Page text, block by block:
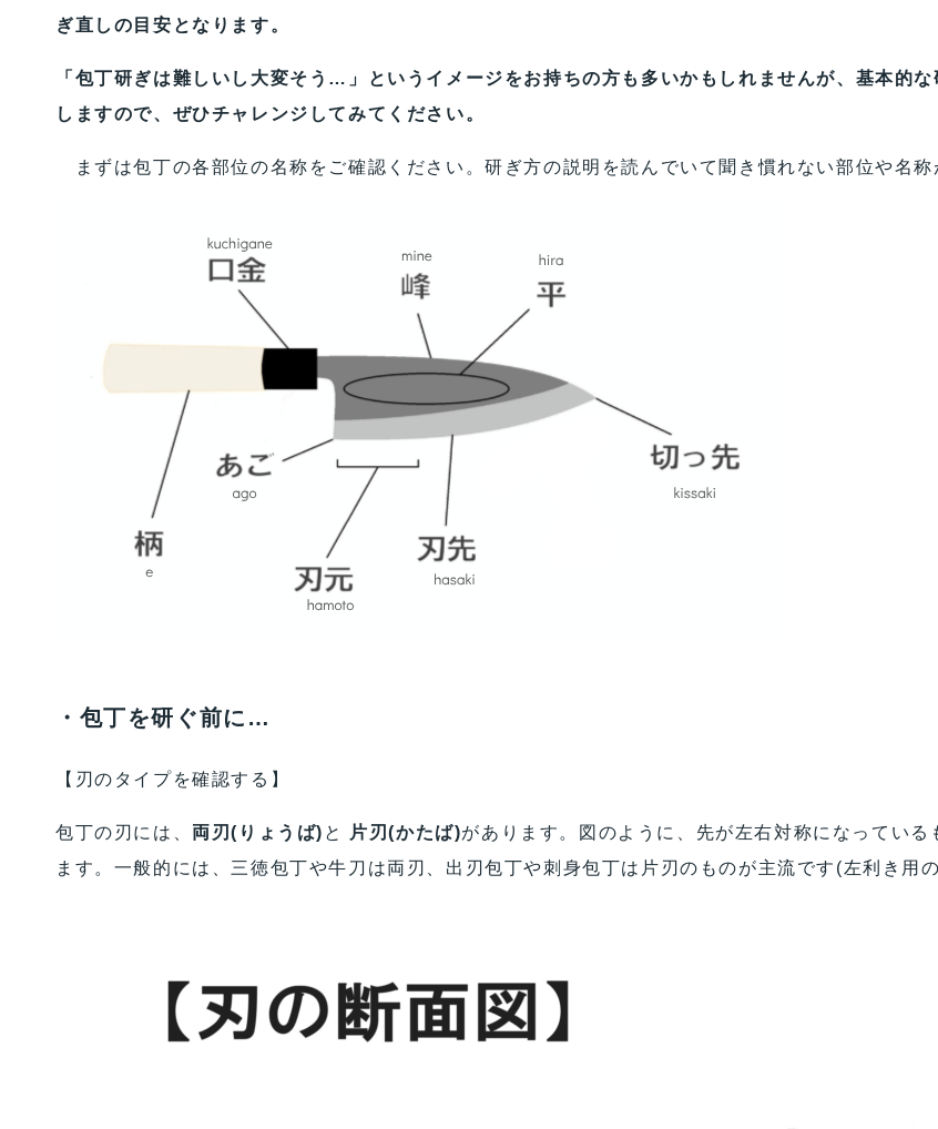
ぎ直しの目安となります。
「包丁研ぎは難しいし大変そう…」というイメージをお持ちの方も多いかもしれませんが、基本的
しますので、ぜひチャレンジしてみてください。
まずは包丁の各部位の名称をご確認ください。研ぎ方の説明を読んでいて聞き慣れない部位や名
・包丁を研ぐ前に…
【刃のタイプを確認する】
包丁の刃には、 両刃(りょうば) と 片刃(かたば)があります。図のように、先が左右対称になっている
ます。一般的には、三徳包丁や牛刀は両刃、出刃包丁や刺身包丁は片刃のものが主流です(左利き用